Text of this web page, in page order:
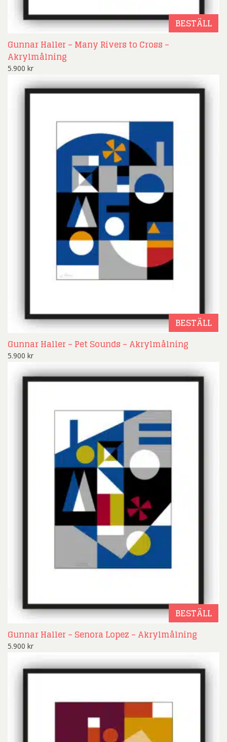
BESTÄLL
Gunnar Haller – Many Rivers to Cross –
Akrylmålning
5.900 kr
BESTÄLL
Gunnar Haller – Pet Sounds – Akrylmålning
5.900 kr
BESTÄLL
Gunnar Haller – Senora Lopez – Akrylmålning
5.900 kr